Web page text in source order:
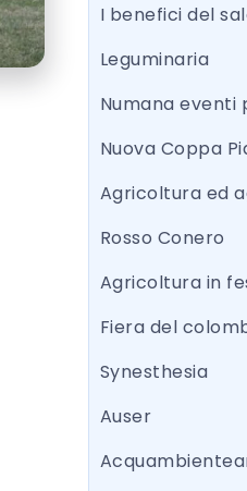
I benefici del
Leguminaria
Numana eventi
Nuova Coppa
Agricoltura ed
Rosso Conero
Agricoltura in
Fiera del
Synesthesia
Auser